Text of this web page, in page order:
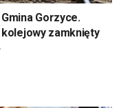
Gmina Gorzyce.
zamknięty